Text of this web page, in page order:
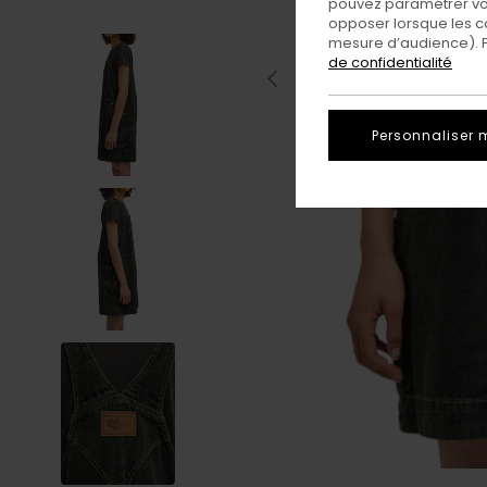
opposer lorsque les
mesure d’audience).
de confidentialité
Personnaliser